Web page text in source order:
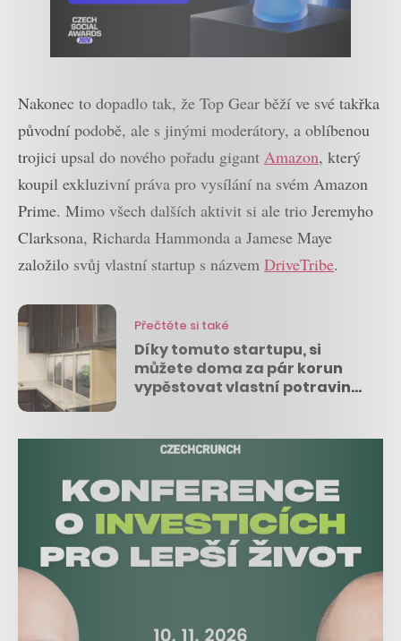
Nakonec to dopadlo tak, že Top Gear běží ve své takřka
původní podobě, ale s jinými moderátory, a oblíbenou
trojici upsal do nového pořadu gigant Amazon, který
koupil exkluzivní práva pro vysílání na svém Amazon
Prime. Mimo všech dalších aktivit si ale trio Jeremyho
Clarksona, Richarda Hammonda a Jamese Maye
založilo svůj vlastní startup s názvem DriveTribe.
Přečtěte si také
Díky tomuto startupu, si
můžete doma za pár korun
vypěstovat vlastní potraviny